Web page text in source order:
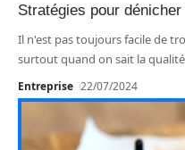
Stratégies pour
Il n'est pas toujours facile de
surtout quand on sait la
Entreprise 22/07/2024